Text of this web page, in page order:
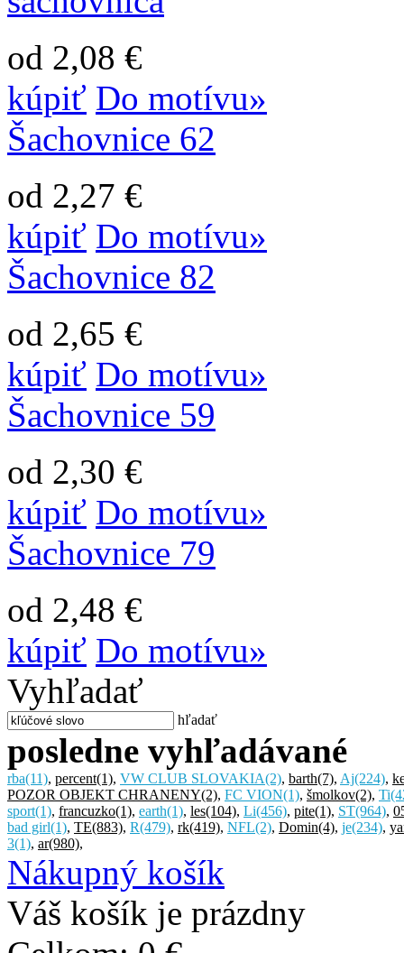
od 2,08 €
kúpiť Do motívu»
Šachovnice 62
od 2,27 €
kúpiť Do motívu»
Šachovnice 82
od 2,65 €
kúpiť Do motívu»
Šachovnice 59
od 2,30 €
kúpiť Do motívu»
Šachovnice 79
od 2,48 €
kúpiť Do motívu»
Vyhľadať
hľadať
posledne vyhľadávané
rba(11), percent(1), VW CLUB SLOVAKIA(2), barth(7), Aj(224),
POZOR OBJEKT CHRANENY(2), FC VION(1), šmolkov(2), Ti
sport(1), francuzko(1), earth(1), les(104), Li(456), pite(1), ST(964),
bad girl(1), TE(883), R(479), rk(419), NFL(2), Domin(4), je(234),
3(1), ar(980),
Nákupný košík
Váš košík je prázdny